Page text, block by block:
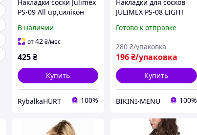
Накладки соски Julimex
PS-09 All up,силікон
В наличии
от42₴/мес
425₴
Купить
RybalkaHURT 100%
Накладки для сосков
JULIMEX PS-08 LIGHT
пары
Готово к отправке
196₴/упаковка
280 ₴/упаковка
Купить
BIKINI-MENU 100%